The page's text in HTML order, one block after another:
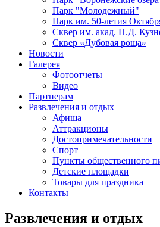
Парк "Молодежный"
Парк им. 50-летия
Сквер им. акад. Н.Д.
Сквер «Дубовая роща»
Новости
Галерея
Фотоотчеты
Видео
Партнерам
Развлечения и отдых
Афиша
Аттракционы
Достопримечательности
Спорт
Пункты общественного
Детские площадки
Товары для праздника
Контакты
Развлечения и отдых